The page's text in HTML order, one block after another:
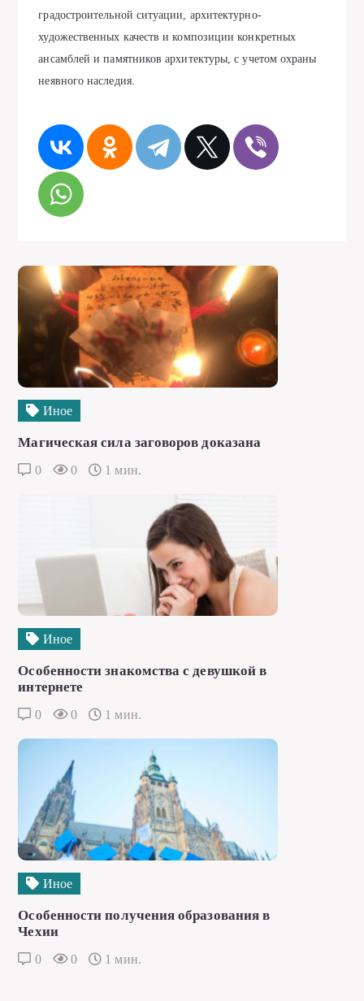
градостроительной ситуации, архитектурно-
художественных качеств и композиции конкретных
ансамблей и памятников архитектуры, с учетом охраны
неявного наследия.
Иное
Магическая сила заговоров доказана
0 0 1 мин.
Иное
Особенности знакомства с девушкой в
интернете
0 0 1 мин.
Иное
Особенности получения образования в
Чехии
0 0 1 мин.